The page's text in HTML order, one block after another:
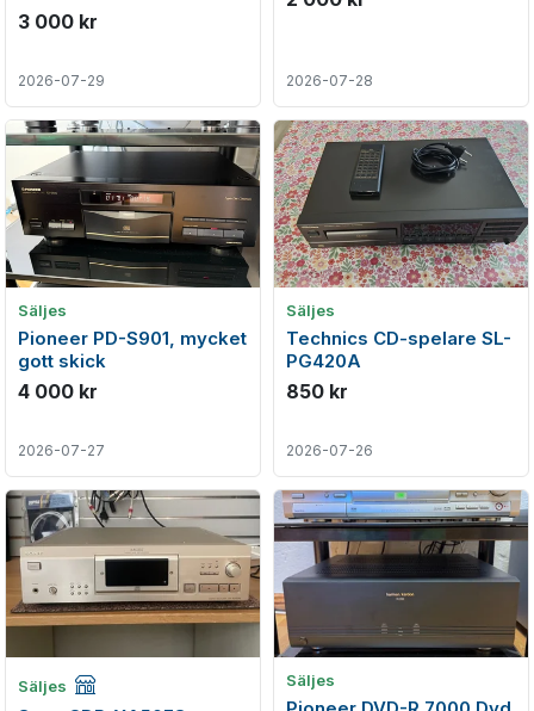
3 000 kr
2026-07-29 2026-07-28
Säljes
Pioneer PD-S901, mycket
gott skick
4 000 kr
2026-07-27
Säljes
Technics CD-spelare SL-
PG420A
850 kr
2026-07-26
Säljes Företagsannons Säljes